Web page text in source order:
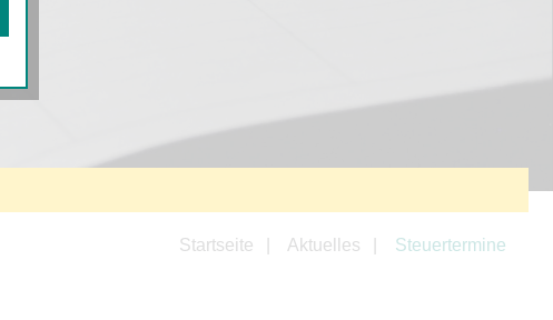
Startseite Aktuelles Steuertermine